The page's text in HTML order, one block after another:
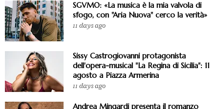
SGVMO: «La musica è la mia valvola di
sfogo, con "Aria Nuova" cerco la verità»
11 days ago
Sissy Castrogiovanni protagonista
dell'opera-musical "La Regina di Sicilia": 11
agosto a Piazza Armerina
11 days ago
Andrea Mingardi presenta il romanzo